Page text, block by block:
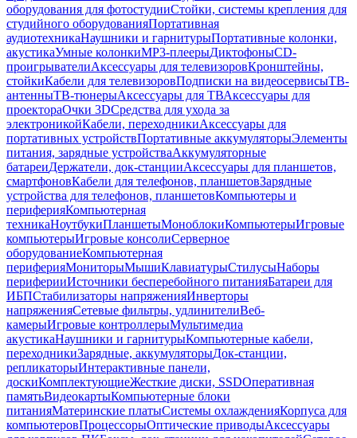
оборудования для фотостудииСтойки, системы крепления для
студийного оборудованияПортативная
аудиотехникаНаушники и гарнитурыПортативные колонки,
акустикаУмные колонкиMP3-плеерыДиктофоныCD-
проигрывателиАксессуары для телевизоровКронштейны,
стойкиКабели для телевизоровПодписки на видеосервисыТВ-
антенныТВ-тюнерыАксессуары для ТВАксессуары для
проектораОчки 3DСредства для ухода за
электроникойКабели, переходникиАксессуары для
портативных устройствПортативные аккумуляторыЭлементы
питания, зарядные устройстваАккумуляторные
батареиДержатели, док-станцииАксессуары для планшетов,
смартфоновКабели для телефонов, планшетовЗарядные
устройства для телефонов, планшетовКомпьютеры и
периферияКомпьютерная
техникаНоутбукиПланшетыМоноблокиКомпьютерыИгровые
компьютерыИгровые консолиСерверное
оборудованиеКомпьютерная
периферияМониторыМышиКлавиатурыСтилусыНаборы
периферииИсточники бесперебойного питанияБатареи для
ИБПСтабилизаторы напряженияИнверторы
напряженияСетевые фильтры, удлинителиВеб-
камерыИгровые контроллерыМультимедиа
акустикаНаушники и гарнитурыКомпьютерные кабели,
переходникиЗарядные, аккумуляторыДок-станции,
репликаторыИнтерактивные панели,
доскиКомплектующиеЖесткие диски, SSDОперативная
памятьВидеокартыКомпьютерные блоки
питанияМатеринские платыСистемы охлажденияКорпуса для
компьютеровПроцессорыОптические приводыАксессуары